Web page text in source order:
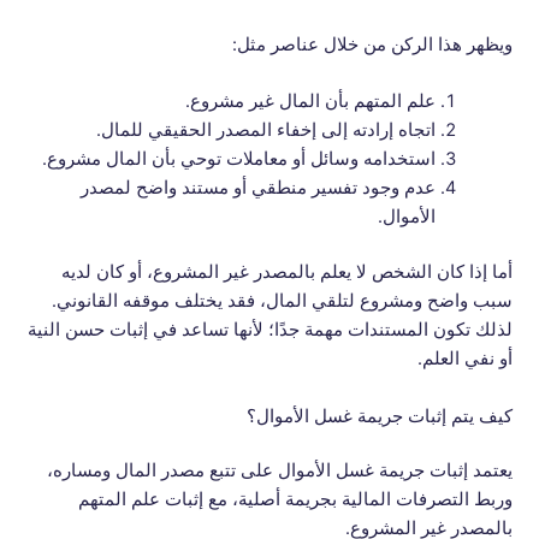
ويظهر هذا الركن من خلال عناصر مثل:
علم المتهم بأن المال غير مشروع.
اتجاه إرادته إلى إخفاء المصدر الحقيقي للمال.
استخدامه وسائل أو معاملات توحي بأن المال مشروع.
عدم وجود تفسير منطقي أو مستند واضح لمصدر
الأموال.
أما إذا كان الشخص لا يعلم بالمصدر غير المشروع، أو كان لديه
سبب واضح ومشروع لتلقي المال، فقد يختلف موقفه القانوني.
لذلك تكون المستندات مهمة جدًا؛ لأنها تساعد في إثبات حسن النية
أو نفي العلم.
كيف يتم إثبات جريمة غسل الأموال؟
يعتمد إثبات جريمة غسل الأموال على تتبع مصدر المال ومساره،
وربط التصرفات المالية بجريمة أصلية، مع إثبات علم المتهم
بالمصدر غير المشروع.